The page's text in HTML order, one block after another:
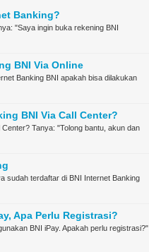
Banking?
"Saya ingin buka rekening BNI
BNI Via Online
Banking BNI apakah bisa dilakukan
BNI Via Call Center?
Tanya: "Tolong bantu, akun dan
sudah terdaftar di BNI Internet Banking
Apa Perlu Registrasi?
BNI iPay. Apakah perlu registrasi?"